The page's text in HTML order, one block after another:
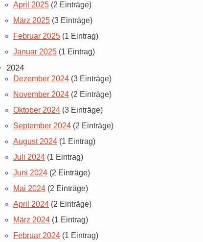
April 2025 (2 Einträge)
März 2025 (3 Einträge)
Februar 2025 (1 Eintrag)
Januar 2025 (1 Eintrag)
2024
Dezember 2024 (3 Einträge)
November 2024 (2 Einträge)
Oktober 2024 (3 Einträge)
September 2024 (2 Einträge)
August 2024 (1 Eintrag)
Juli 2024 (1 Eintrag)
Juni 2024 (2 Einträge)
Mai 2024 (2 Einträge)
April 2024 (2 Einträge)
März 2024 (1 Eintrag)
Februar 2024 (1 Eintrag)